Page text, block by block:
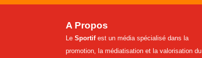
A Propos
Le Sportifest un média spécialisé dans la
promotion, la médiatisation et la valorisation du